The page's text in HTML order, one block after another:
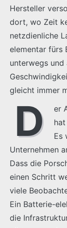
Hersteller
dort, wo Zeit
netzdienliche
elementar fürs
unterwegs
gleicht immer
D
er
Es
Unternehmen
Dass die
einen Schritt
viele
Ein Batterie-
die